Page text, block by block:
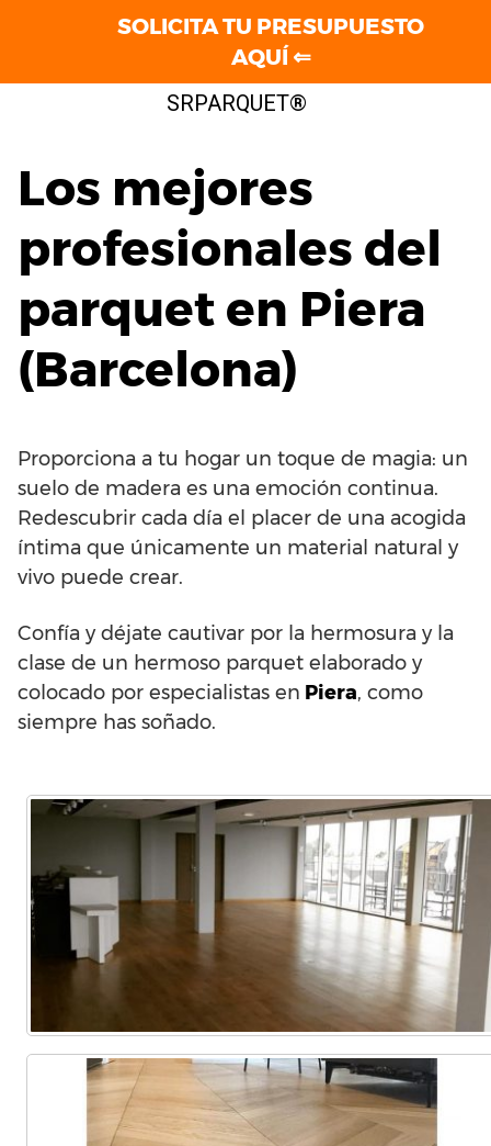
SRPARQUET®
Los mejores
profesionales del
parquet en Piera
(Barcelona)
Proporciona a tu hogar un toque de magia: un
suelo de madera es una emoción continua.
Redescubrir cada día el placer de una acogida
íntima que únicamente un material natural y
vivo puede crear.
Confía y déjate cautivar por la hermosura y la
clase de un hermoso parquet elaborado y
colocado por especialistas en Piera, como
siempre has soñado.
SOLICITA TU PRESUPUESTO
AQUÍ ⇐